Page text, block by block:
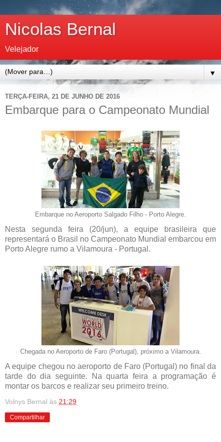
Nicolas Bernal
Velejador
▼
TERÇA-FEIRA, 21 DE JUNHO DE 2016
Embarque para o Campeonato Mundial
Embarque no Aeroporto Salgado Filho - Porto Alegre.
Nesta segunda feira (20/jun), a equipe brasileira que
representará o Brasil no Campeonato Mundial embarcou em
Porto Alegre rumo a Vilamoura - Portugal.
Chegada no Aeroporto de Faro (Portugal), próximo a Vilamoura.
A equipe chegou no aeroporto de Faro (Portugal) no final da
tarde do dia seguinte. Na quarta feira a programação é
montar os barcos e realizar seu primeiro treino.
Volnys Bernal às 21:29
Compartilhar